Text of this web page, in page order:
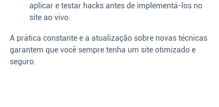
aplicar e testar hacks antes de implementá-los no
site ao vivo.
A prática constante e a atualização sobre novas técnicas
garantem que você sempre tenha um site otimizado e
seguro.